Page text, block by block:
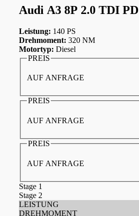
Audi A3 8P 2.0 TDI PD
Leistung: 140 PS
Drehmoment: 320 NM
Motortyp: Diesel
PREIS
AUF ANFRAGE
PREIS
AUF ANFRAGE
PREIS
AUF ANFRAGE
Stage 1
Stage 2
LEISTUNG
DREHMOMENT